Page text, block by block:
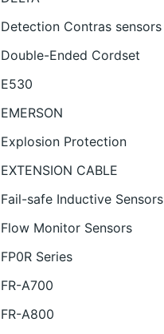
Detection Contras sensors
Double-Ended Cordset
E530
EMERSON
Explosion Protection
EXTENSION CABLE
Fail-safe Inductive Sensors
Flow Monitor Sensors
FP0R Series
FR-A700
FR-A800